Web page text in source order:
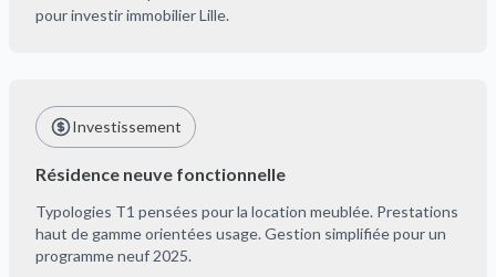
pour investir immobilier Lille.
Investissement
Résidence neuve fonctionnelle
Typologies T1 pensées pour la location meublée. Prestations
haut de gamme orientées usage. Gestion simplifiée pour un
programme neuf 2025.